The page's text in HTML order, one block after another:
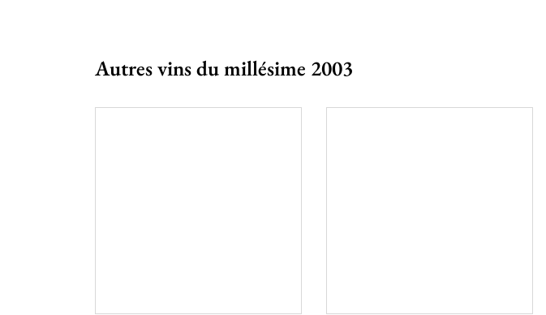
Autres vins du millésime 2003